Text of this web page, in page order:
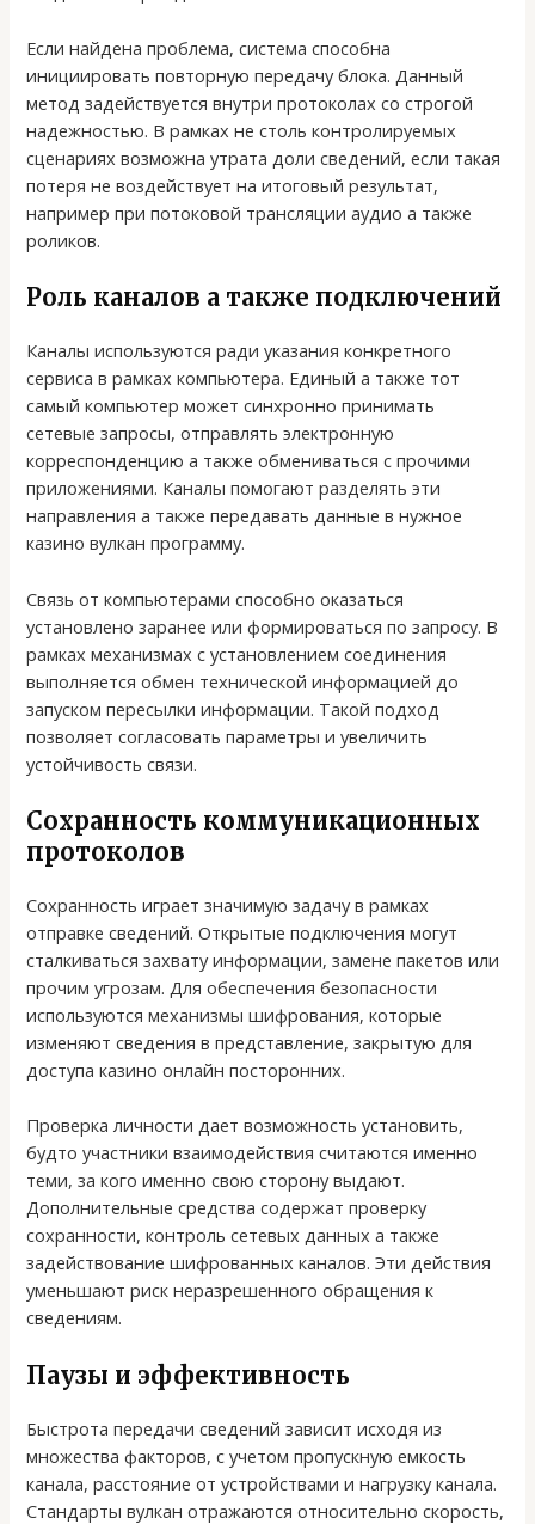
Если найдена проблема, система способна
инициировать повторную передачу блока. Данный
метод задействуется внутри протоколах со строгой
надежностью. В рамках не столь контролируемых
сценариях возможна утрата доли сведений, если такая
потеря не воздействует на итоговый результат,
например при потоковой трансляции аудио а также
роликов.
Роль каналов а также подключений
Каналы используются ради указания конкретного
сервиса в рамках компьютера. Единый а также тот
самый компьютер может синхронно принимать
сетевые запросы, отправлять электронную
корреспонденцию а также обмениваться с прочими
приложениями. Каналы помогают разделять эти
направления а также передавать данные в нужное
казино вулкан программу.
Связь от компьютерами способно оказаться
установлено заранее или формироваться по запросу. В
рамках механизмах с установлением соединения
выполняется обмен технической информацией до
запуском пересылки информации. Такой подход
позволяет согласовать параметры и увеличить
устойчивость связи.
Сохранность коммуникационных
протоколов
Сохранность играет значимую задачу в рамках
отправке сведений. Открытые подключения могут
сталкиваться захвату информации, замене пакетов или
прочим угрозам. Для обеспечения безопасности
используются механизмы шифрования, которые
изменяют сведения в представление, закрытую для
доступа казино онлайн посторонних.
Проверка личности дает возможность установить,
будто участники взаимодействия считаются именно
теми, за кого именно свою сторону выдают.
Дополнительные средства содержат проверку
сохранности, контроль сетевых данных а также
задействование шифрованных каналов. Эти действия
уменьшают риск неразрешенного обращения к
сведениям.
Паузы и эффективность
Быстрота передачи сведений зависит исходя из
множества факторов, с учетом пропускную емкость
канала, расстояние от устройствами и нагрузку канала.
Стандарты вулкан отражаются относительно скорость,